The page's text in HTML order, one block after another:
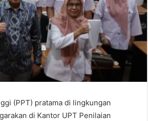
(PPT) pratama di lingkungan
di Kantor UPT Penilaian